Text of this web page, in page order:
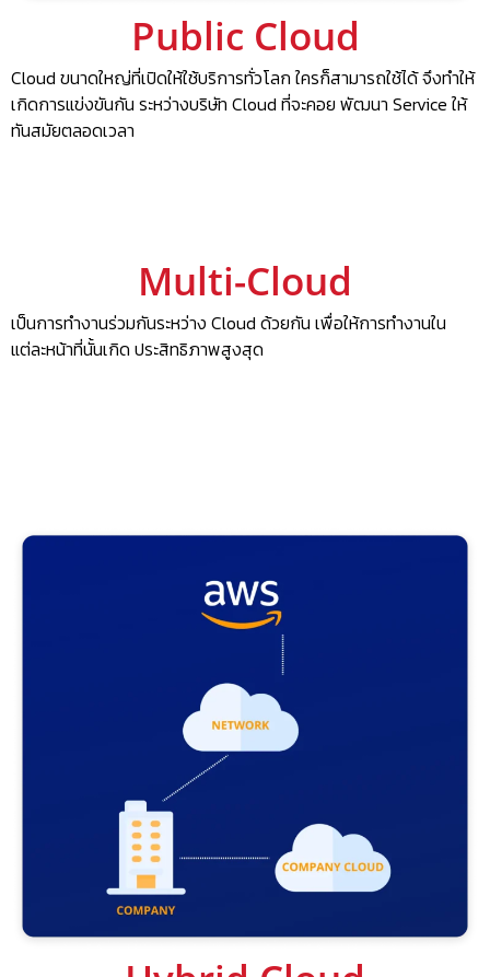
Public Cloud
Cloud ขนาดใหญ่ที่เปิดให้ใช้บริการทั่วโลก ใครก็สามารถใช้ได้ จึงทำให้
เกิดการแข่งขันกัน ระหว่างบริษัท Cloud ที่จะคอย พัฒนา Service ให้
ทันสมัยตลอดเวลา
Multi-Cloud
เป็นการทำงานร่วมกันระหว่าง Cloud ด้วยกัน เพื่อให้การทำงานใน
แต่ละหน้าที่นั้นเกิด ประสิทธิภาพสูงสุด